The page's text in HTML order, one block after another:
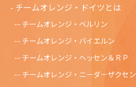
チームオレンジ・ドイツとは
チームオレンジ・ベルリン
チームオレンジ・バイエルン
チームオレンジ・ヘッセン＆ＲＰ
チームオレンジ・ニ－ダ－ザクセン